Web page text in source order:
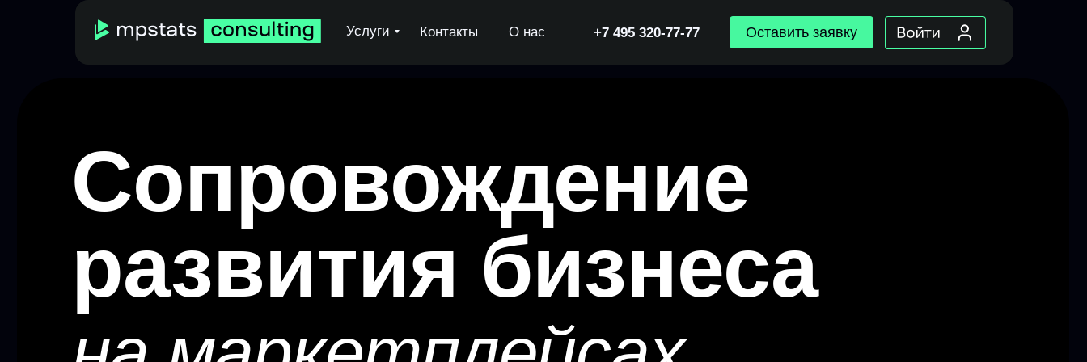
Оставить заявку
Услуги О нас
Контакты +7 495 320-77-77
Сопровождение
развития бизнеса
на маркетплейсах